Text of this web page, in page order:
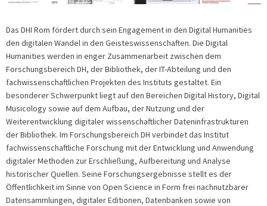
Das DHI Rom fördert durch sein Engagement in den Digital Humanities
den digitalen Wandel in den Geisteswissenschaften. Die Digital
Humanities werden in enger Zusammenarbeit zwischen dem
Forschungsbereich DH, der Bibliothek, der IT-Abteilung und den
fachwissenschaftlichen Projekten des Instituts gestaltet. Ein
besonderer Schwerpunkt liegt auf den Bereichen Digital History, Digital
Musicology sowie auf dem Aufbau, der Nutzung und der
Weiterentwicklung digitaler wissenschaftlicher Dateninfrastrukturen
der Bibliothek. Im Forschungsbereich DH verbindet das Institut
fachwissenschaftliche Forschung mit der Entwicklung und Anwendung
digitaler Methoden zur Erschließung, Aufbereitung und Analyse
historischer Quellen. Seine Forschungsergebnisse stellt es der
Öffentlichkeit im Sinne von Open Science in Form frei nachnutzbarer
Datensammlungen, digitaler Editionen, Datenbanken sowie von